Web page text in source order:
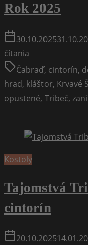
Rok 2025
30.10.2025
čítania
Čabraď, cintorín,
hrad, kláštor, Krvavé
opustené, Tribeč,
Kostoly
Tajomstvá
cintorín
20.10.2025